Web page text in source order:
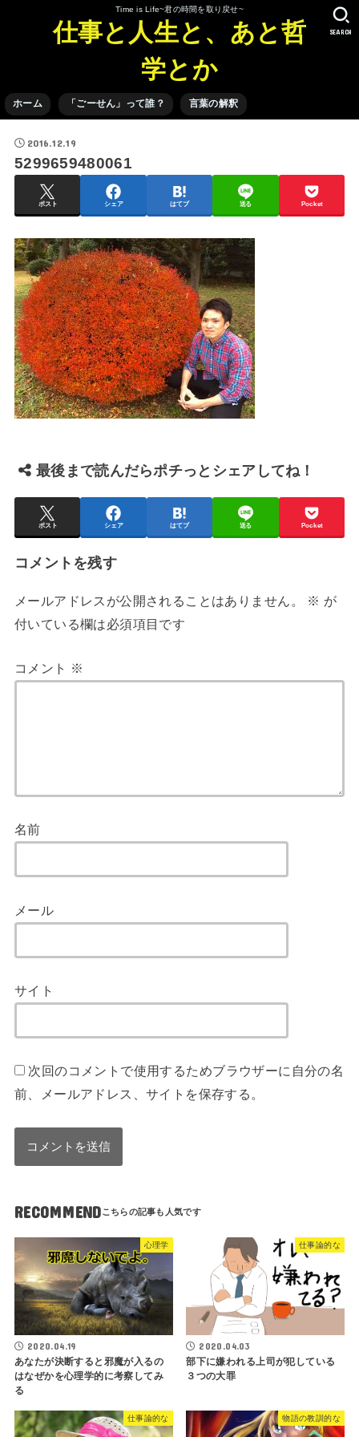
Time is Life~君の時間を取り戻せ~
仕事と人生と、あと哲
学とか
ホーム 「ごーせん」って誰？ 言葉の解釈
SEARCH
2016.12.19
5299659480061
ポスト シェア はてブ 送る Pocket
最後まで読んだらポチっとシェアしてね！
ポスト シェア はてブ 送る Pocket
コメントを残す
メールアドレスが公開されることはありません。 ※ が
付いている欄は必須項目です
コメント ※
名前
メール
サイト
次回のコメントで使用するためブラウザーに自分の名
前、メールアドレス、サイトを保存する。
RECOMMEND
心理学
2020.04.19
あなたが決断すると邪魔が入るの
はなぜかを心理学的に考察してみ
る
仕事論的な
2020.04.03
部下に嫌われる上司が犯している
３つの大罪
仕事論的な 物語の教訓的な